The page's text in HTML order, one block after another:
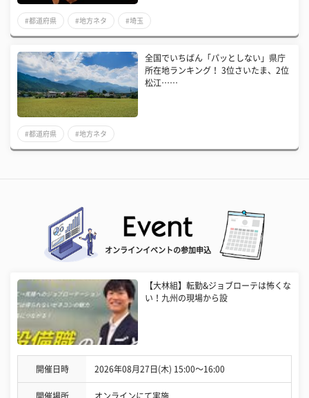
#都道府県 #地方ネタ #埼玉
全国でいちばん「パッとしない」県庁
所在地ランキング！ 3位さいたま、2位
松江……
#都道府県 #地方ネタ
オンラインイベントの参加申込
【大林組】転勤&ジョブローテは怖くな
い！九州の現場から設
開催日時 2026年08月27日(木) 15:00〜16:00
開催場所 オンラインにて実施